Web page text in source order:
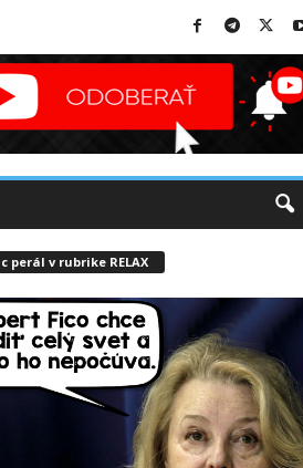
perál v rubrike RELAX